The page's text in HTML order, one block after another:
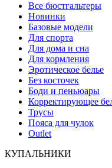
Все бюстгальтеры
Новинки
Базовые модели
Для спорта
Для дома и сна
Для кормления
Эротическое белье
Без косточек
Боди и пеньюары
Корректирующее
Трусы
Пояса для чулок
Outlet
КУПАЛЬНИКИ